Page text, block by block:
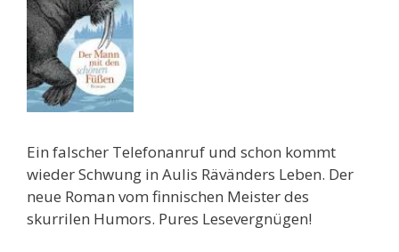
Ein falscher Telefonanruf und schon kommt
wieder Schwung in Aulis Rävänders Leben. Der
neue Roman vom finnischen Meister des
skurrilen Humors. Pures Lesevergnügen!